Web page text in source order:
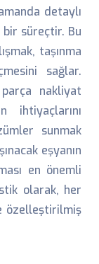
detaylı
süreçtir. Bu
taşınma
sağlar.
nakliyat
ihtiyaçlarını
sunmak
eşyanın
en önemli
olarak, her
özelleştirilmiş